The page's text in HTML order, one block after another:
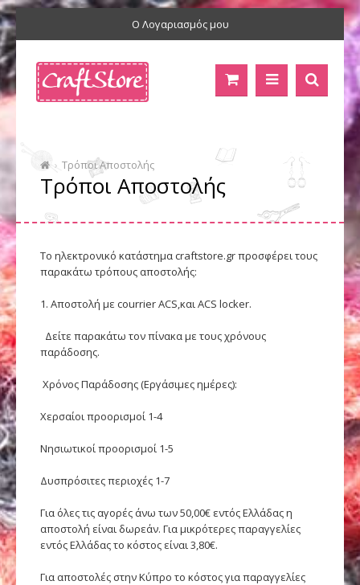
Ο Λογαριασμός μου
Τρόποι Αποστολής
Τρόποι Αποστολής
Το ηλεκτρονικό κατάστημα craftstore.gr προσφέρει τους
παρακάτω τρόπους αποστολής:
1. Αποστολή με courrier ACS,και ACS locker.
Δείτε παρακάτω τον πίνακα με τους χρόνους
παράδοσης.
Χρόνος Παράδοσης (Εργάσιμες ημέρες):
Χερσαίοι προορισμοί 1-4
Νησιωτικοί προορισμοί 1-5
Δυσπρόσιτες περιοχές 1-7
Για όλες τις αγορές άνω των 50,00€ εντός Ελλάδας η
αποστολή είναι δωρεάν. Για μικρότερες παραγγελίες
εντός Ελλάδας το κόστος είναι 3,80€.
Για αποστολές στην Κύπρο το κόστος για παραγγελίες